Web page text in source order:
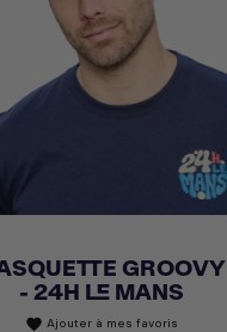
GROOVY
- 24H LE MANS
favorite Ajouter à mes favoris